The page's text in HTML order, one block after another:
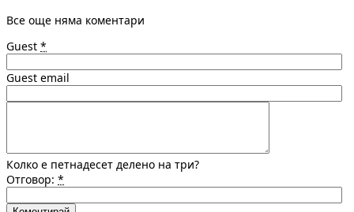
Все още няма коментари
Guest *
Guest email
Колко е петнадесет делено на три?
Отговор: *